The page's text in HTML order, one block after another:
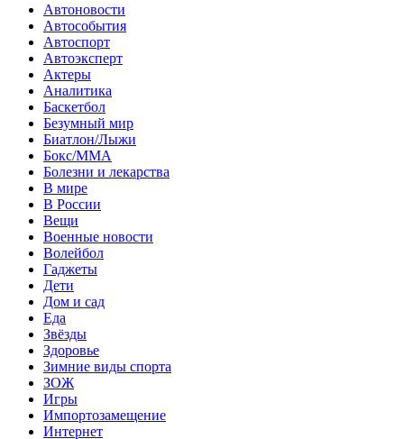
Автоновости
Автособытия
Автоспорт
Автоэксперт
Актеры
Аналитика
Баскетбол
Безумный мир
Биатлон/Лыжи
Бокс/MMA
Болезни и лекарства
В мире
В России
Вещи
Военные новости
Волейбол
Гаджеты
Дети
Дом и сад
Еда
Звёзды
Здоровье
Зимние виды спорта
ЗОЖ
Игры
Импортозамещение
Интернет